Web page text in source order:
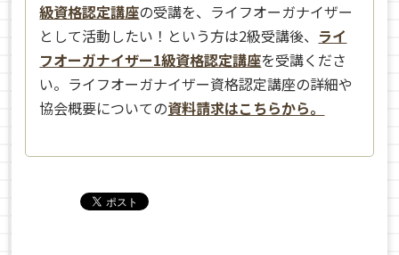
級資格認定講座の受講を、ライフオーガナイザー
として活動したい！という方は2級受講後、 ライ
フオーガナイザー1級資格認定講座を受講くださ
い。ライフオーガナイザー資格認定講座の詳細や
協会概要についての資料請求はこちらから。